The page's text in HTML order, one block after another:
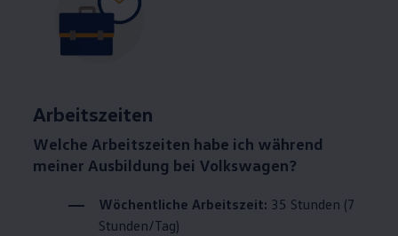
Arbeitszeiten
Welche Arbeitszeiten habe ich während
meiner Ausbildung bei Volkswagen?
Wöchentliche Arbeitszeit: 35 Stunden (7
Stunden/Tag)